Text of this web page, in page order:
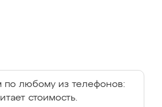
по любому из телефонов:
стоимость.